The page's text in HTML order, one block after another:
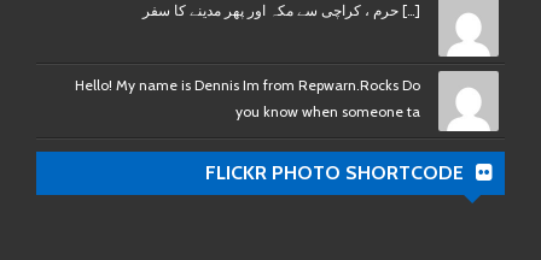
[…] حرم ، کراچی سے مکہ اور پھر مدینے کا سفر
Hello! My name is Dennis Im from Repwarn.Rocks Do
you know when someone ta
FLICKR PHOTO SHORTCODE